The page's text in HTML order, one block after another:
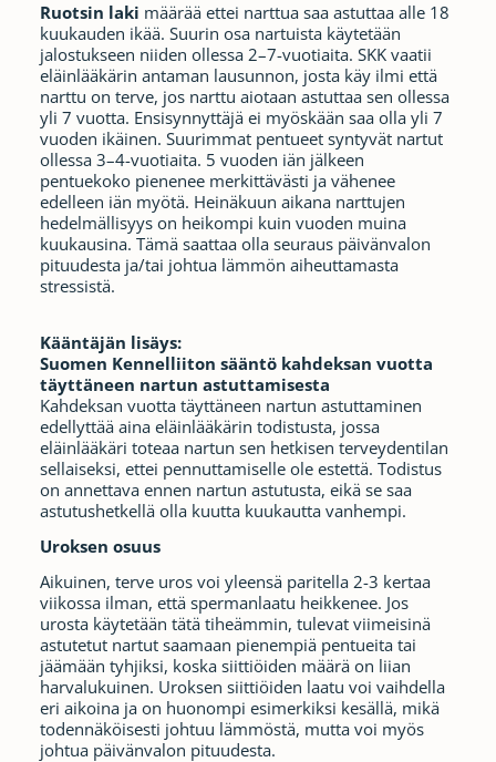
Ruotsin laki määrää ettei narttua saa astuttaa alle 18
kuukauden ikää. Suurin osa nartuista käytetään
jalostukseen niiden ollessa 2–7-vuotiaita. SKK vaatii
eläinlääkärin antaman lausunnon, josta käy ilmi että
narttu on terve, jos narttu aiotaan astuttaa sen ollessa
yli 7 vuotta. Ensisynnyttäjä ei myöskään saa olla yli 7
vuoden ikäinen. Suurimmat pentueet syntyvät nartut
ollessa 3–4-vuotiaita. 5 vuoden iän jälkeen
pentuekoko pienenee merkittävästi ja vähenee
edelleen iän myötä. Heinäkuun aikana narttujen
hedelmällisyys on heikompi kuin vuoden muina
kuukausina. Tämä saattaa olla seuraus päivänvalon
pituudesta ja/tai johtua lämmön aiheuttamasta
stressistä.
Kääntäjän lisäys:
Suomen Kennelliiton sääntö kahdeksan vuotta
täyttäneen nartun astuttamisesta
Kahdeksan vuotta täyttäneen nartun astuttaminen
edellyttää aina eläinlääkärin todistusta, jossa
eläinlääkäri toteaa nartun sen hetkisen terveydentilan
sellaiseksi, ettei pennuttamiselle ole estettä. Todistus
on annettava ennen nartun astutusta, eikä se saa
astutushetkellä olla kuutta kuukautta vanhempi.
Uroksen osuus
Aikuinen, terve uros voi yleensä paritella 2-3 kertaa
viikossa ilman, että spermanlaatu heikkenee. Jos
urosta käytetään tätä tiheämmin, tulevat viimeisinä
astutetut nartut saamaan pienempiä pentueita tai
jäämään tyhjiksi, koska siittiöiden määrä on liian
harvalukuinen. Uroksen siittiöiden laatu voi vaihdella
eri aikoina ja on huonompi esimerkiksi kesällä, mikä
todennäköisesti johtuu lämmöstä, mutta voi myös
johtua päivänvalon pituudesta.